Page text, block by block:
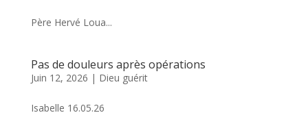
Père Hervé Loua...
Pas de douleurs après opérations
Juin 12, 2026 | Dieu guérit
Isabelle 16.05.26